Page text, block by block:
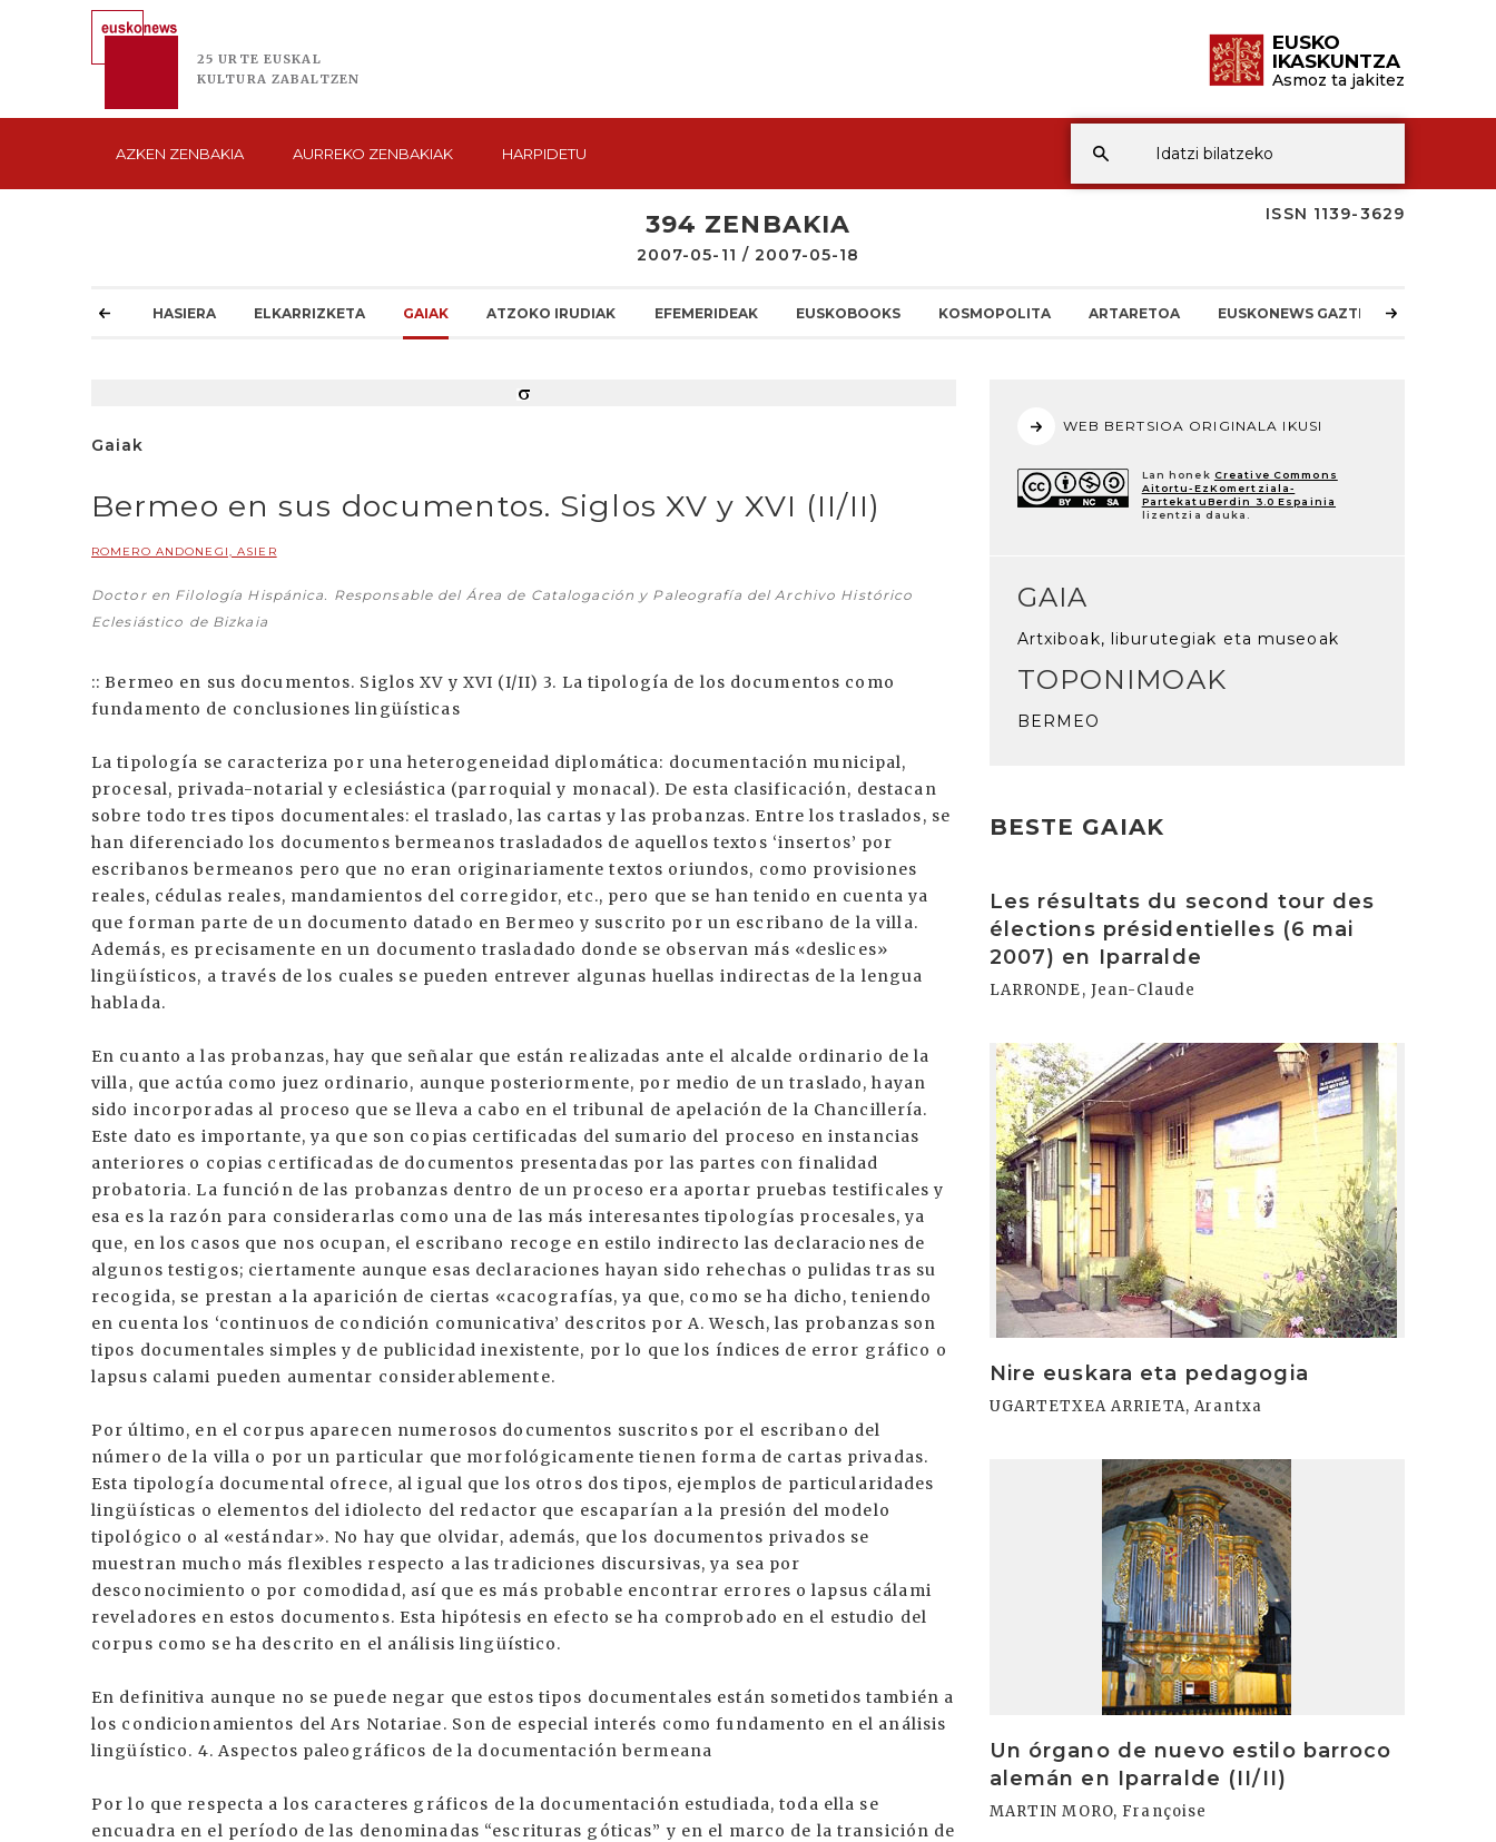
25 URTE EUSKAL
KULTURA ZABALTZEN
EUSKO
IKASKUNTZA
Asmoz ta jakitez
AZKEN ZENBAKIA AURREKO ZENBAKIAK HARPIDETU
ISSN 1139-3629
394 ZENBAKIA
2007-05-11 / 2007-05-18
HASIERA ELKARRIZKETA GAIAK ATZOKO IRUDIAK EFEMERIDEAK EUSKOBOOKS KOSMOPOLITA ARTARETOA EUSKONEWS GAZTEA
Gaiak
Bermeo en sus documentos. Siglos XV y XVI (II/II)
ROMERO ANDONEGI, ASIER
Doctor en Filología Hispánica. Responsable del Área de Catalogación y Paleografía del Archivo Histórico
Eclesiástico de Bizkaia
:: Bermeo en sus documentos. Siglos XV y XVI (I/II) 3. La tipología de los documentos como
fundamento de conclusiones lingüísticas
La tipología se caracteriza por una heterogeneidad diplomática: documentación municipal,
procesal, privada-notarial y eclesiástica (parroquial y monacal). De esta clasificación, destacan
sobre todo tres tipos documentales: el traslado, las cartas y las probanzas. Entre los traslados, se
han diferenciado los documentos bermeanos trasladados de aquellos textos ‘insertos’ por
escribanos bermeanos pero que no eran originariamente textos oriundos, como provisiones
reales, cédulas reales, mandamientos del corregidor, etc., pero que se han tenido en cuenta ya
que forman parte de un documento datado en Bermeo y suscrito por un escribano de la villa.
Además, es precisamente en un documento trasladado donde se observan más «deslices»
lingüísticos, a través de los cuales se pueden entrever algunas huellas indirectas de la lengua
hablada.
En cuanto a las probanzas, hay que señalar que están realizadas ante el alcalde ordinario de la
villa, que actúa como juez ordinario, aunque posteriormente, por medio de un traslado, hayan
sido incorporadas al proceso que se lleva a cabo en el tribunal de apelación de la Chancillería.
Este dato es importante, ya que son copias certificadas del sumario del proceso en instancias
anteriores o copias certificadas de documentos presentadas por las partes con finalidad
probatoria. La función de las probanzas dentro de un proceso era aportar pruebas testificales y
esa es la razón para considerarlas como una de las más interesantes tipologías procesales, ya
que, en los casos que nos ocupan, el escribano recoge en estilo indirecto las declaraciones de
algunos testigos; ciertamente aunque esas declaraciones hayan sido rehechas o pulidas tras su
recogida, se prestan a la aparición de ciertas «cacografías, ya que, como se ha dicho, teniendo
en cuenta los ‘continuos de condición comunicativa’ descritos por A. Wesch, las probanzas son
tipos documentales simples y de publicidad inexistente, por lo que los índices de error gráfico o
lapsus calami pueden aumentar considerablemente.
Por último, en el corpus aparecen numerosos documentos suscritos por el escribano del
número de la villa o por un particular que morfológicamente tienen forma de cartas privadas.
Esta tipología documental ofrece, al igual que los otros dos tipos, ejemplos de particularidades
lingüísticas o elementos del idiolecto del redactor que escaparían a la presión del modelo
tipológico o al «estándar». No hay que olvidar, además, que los documentos privados se
muestran mucho más flexibles respecto a las tradiciones discursivas, ya sea por
desconocimiento o por comodidad, así que es más probable encontrar errores o lapsus cálami
reveladores en estos documentos. Esta hipótesis en efecto se ha comprobado en el estudio del
corpus como se ha descrito en el análisis lingüístico.
En definitiva aunque no se puede negar que estos tipos documentales están sometidos también a
los condicionamientos del Ars Notariae. Son de especial interés como fundamento en el análisis
lingüístico. 4. Aspectos paleográficos de la documentación bermeana
Por lo que respecta a los caracteres gráficos de la documentación estudiada, toda ella se
encuadra en el período de las denominadas “escrituras góticas” y en el marco de la transición de
WEB BERTSIOA ORIGINALA IKUSI
Lan honek Creative Commons
Aitortu-EzKomertziala-
PartekatuBerdin 3.0 Espainia
lizentzia dauka.
GAIA
Artxiboak, liburutegiak eta museoak
TOPONIMOAK
BERMEO
BESTE GAIAK
Les résultats du second tour des
élections présidentielles (6 mai
2007) en Iparralde
LARRONDE, Jean-Claude
Nire euskara eta pedagogia
UGARTETXEA ARRIETA, Arantxa
Irakurri
Un órgano de nuevo estilo barroco
alemán en Iparralde (II/II)
MARTIN MORO, Françoise